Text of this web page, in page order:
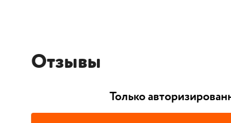
Отзывы
Только